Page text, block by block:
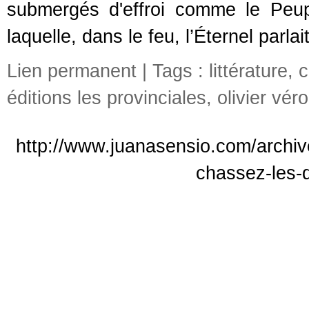
submergés d'effroi comme le
laquelle, dans le feu, l’Éternel
Lien permanent | Tags : littérature,
éditions les provinciales, olivier
http://www.juanasensio.com/
chassez-les-